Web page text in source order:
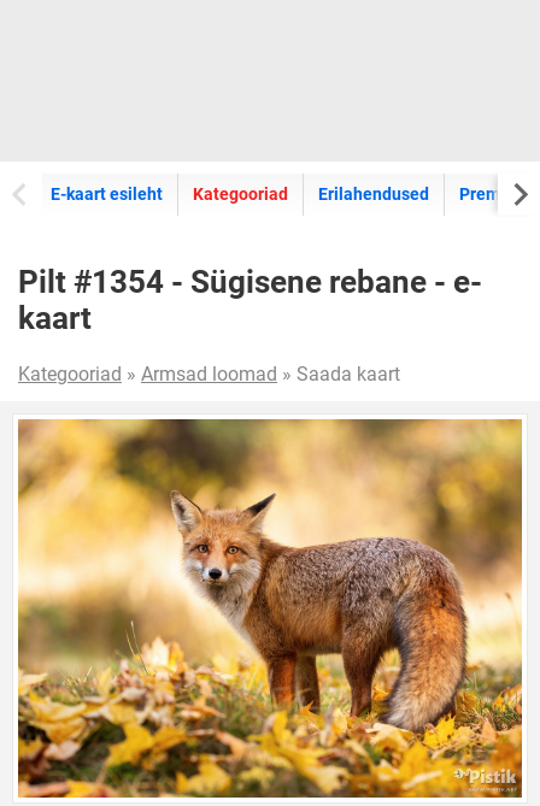
E-kaart esileht E-kaartide
Kategooriad Erilahendused Premium
Pilt #1354 - Sügisene rebane - e-
kaart
Kategooriad » Armsad loomad » Saada kaart